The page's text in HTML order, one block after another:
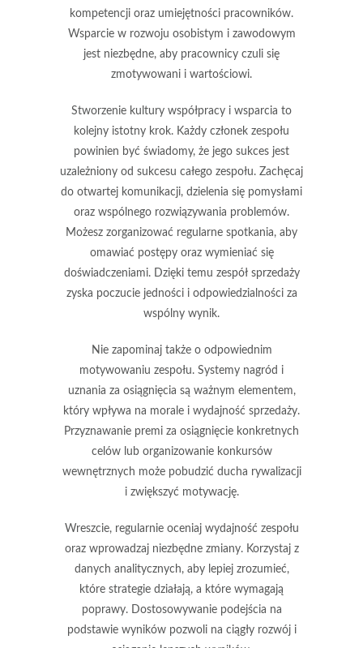
kompetencji oraz umiejętności pracowników.
Wsparcie w rozwoju osobistym i zawodowym
jest niezbędne, aby pracownicy czuli się
zmotywowani i wartościowi.
Stworzenie kultury współpracy i wsparcia to
kolejny istotny krok. Każdy członek zespołu
powinien być świadomy, że jego sukces jest
uzależniony od sukcesu całego zespołu. Zachęcaj
do otwartej komunikacji, dzielenia się pomysłami
oraz wspólnego rozwiązywania problemów.
Możesz zorganizować regularne spotkania, aby
omawiać postępy oraz wymieniać się
doświadczeniami. Dzięki temu zespół sprzedaży
zyska poczucie jedności i odpowiedzialności za
wspólny wynik.
Nie zapominaj także o odpowiednim
motywowaniu zespołu. Systemy nagród i
uznania za osiągnięcia są ważnym elementem,
który wpływa na morale i wydajność sprzedaży.
Przyznawanie premi za osiągnięcie konkretnych
celów lub organizowanie konkursów
wewnętrznych może pobudzić ducha rywalizacji
i zwiększyć motywację.
Wreszcie, regularnie oceniaj wydajność zespołu
oraz wprowadzaj niezbędne zmiany. Korzystaj z
danych analitycznych, aby lepiej zrozumieć,
które strategie działają, a które wymagają
poprawy. Dostosowywanie podejścia na
podstawie wyników pozwoli na ciągły rozwój i